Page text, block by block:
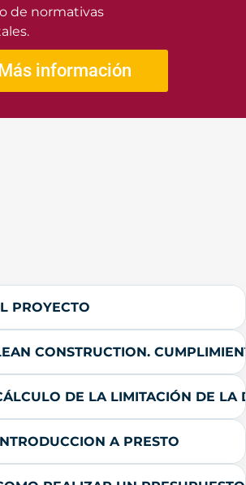
de normativas
información
PROYECTO
CONSTRUCTION.
DE LA LIMITACIÓN DE LA
A PRESTO